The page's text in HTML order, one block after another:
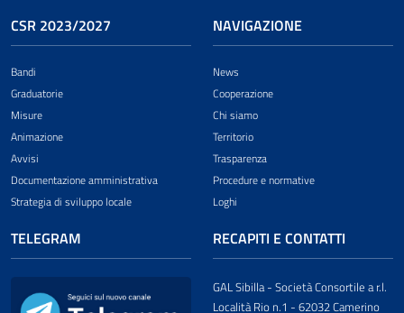
CSR 2023/2027
Bandi
Graduatorie
Misure
Animazione
Avvisi
Documentazione amministrativa
Strategia di sviluppo locale
NAVIGAZIONE
News
Cooperazione
Chi siamo
Territorio
Trasparenza
Procedure e normative
Loghi
TELEGRAM RECAPITI E CONTATTI
GAL Sibilla - Società Consortile a r.l.
Località Rio n.1 - 62032 Camerino